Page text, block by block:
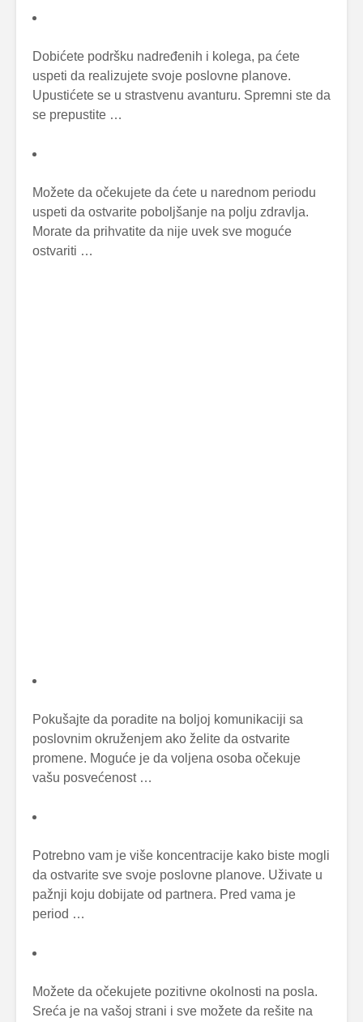
Dobićete podršku nadređenih i kolega, pa ćete
uspeti da realizujete svoje poslovne planove.
Upustićete se u strastvenu avanturu. Spremni ste da
se prepustite …
Možete da očekujete da ćete u narednom periodu
uspeti da ostvarite poboljšanje na polju zdravlja.
Morate da prihvatite da nije uvek sve moguće
ostvariti …
Pokušajte da poradite na boljoj komunikaciji sa
poslovnim okruženjem ako želite da ostvarite
promene. Moguće je da voljena osoba očekuje
vašu posvećenost …
Potrebno vam je više koncentracije kako biste mogli
da ostvarite sve svoje poslovne planove. Uživate u
pažnji koju dobijate od partnera. Pred vama je
period …
Možete da očekujete pozitivne okolnosti na posla.
Sreća je na vašoj strani i sve možete da rešite na